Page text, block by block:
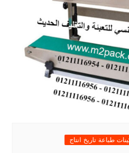
طباعة تاريخ انتاج